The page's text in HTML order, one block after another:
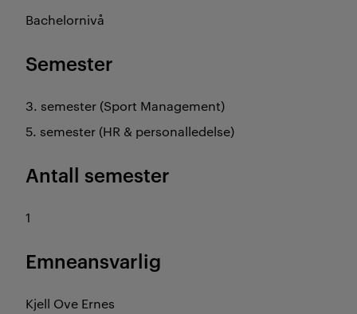
Bachelornivå
Semester
3. semester (Sport Management)
5. semester (HR & personalledelse)
Antall semester
1
Emneansvarlig
Kjell Ove Ernes